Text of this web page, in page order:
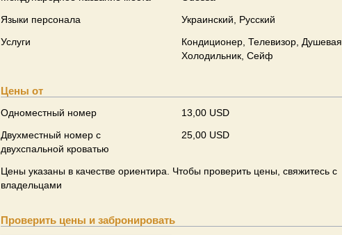
Языки персонала
Украинский, Русский
Услуги
Кондиционер, Телевизор, Душевая,
Холодильник, Сейф
Цены от
Одноместный номер
13,00 USD
Двухместный номер с
двухспальной кроватью
25,00 USD
Цены указаны в качестве ориентира. Чтобы проверить цены, свяжитесь с
владельцами
Проверить цены и забронировать